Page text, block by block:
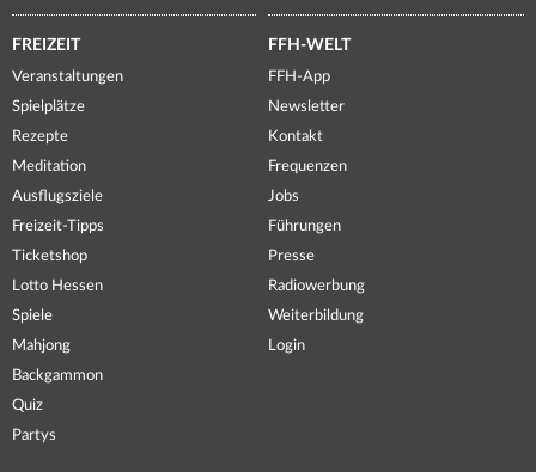
FREIZEIT
Veranstaltungen
Spielplätze
Rezepte
Meditation
Ausflugsziele
Freizeit-Tipps
Ticketshop
Lotto Hessen
Spiele
Mahjong
Backgammon
Quiz
Partys
FFH-WELT
FFH-App
Newsletter
Kontakt
Frequenzen
Jobs
Führungen
Presse
Radiowerbung
Weiterbildung
Login